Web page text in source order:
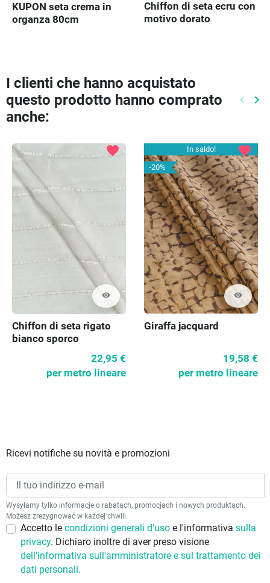
KUPON seta crema in
organza 80cm
Chiffon di seta ecru con
motivo dorato
I clienti che hanno acquistato
questo prodotto hanno comprato
anche:
keyboard_arrow_left keyboard_arrow_right
visibility
favorite
Chiffon di seta rigato
bianco sporco
22,95 €
per metro lineare
In saldo!
-20%
visibility
favorite
Giraffa jacquard
19,58 €
per metro lineare
Ricevi notifiche su novità e promozioni
Wysyłamy tylko informacje o rabatach, promocjach i nowych produktach.
Możesz zrezygnować w każdej chwili.
Accetto le condizioni generali d'uso e l'informativa sulla
privacy. Dichiaro inoltre di aver preso visione
dell'informativa sull'amministratore e sul trattamento dei
dati personali.